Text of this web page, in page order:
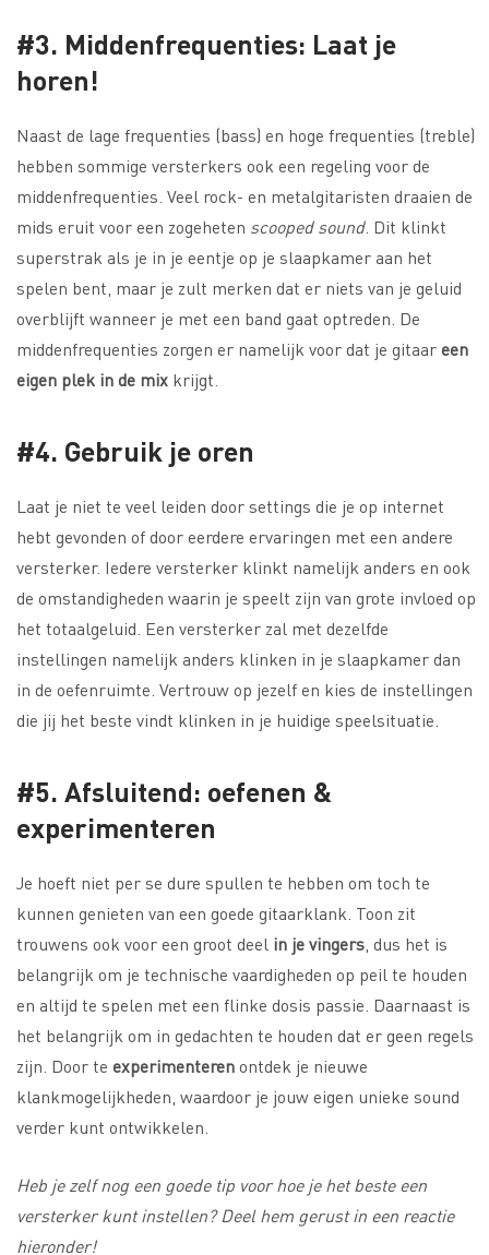
#3. Middenfrequenties: Laat je
horen!
Naast de lage frequenties (bass) en hoge frequenties (treble)
hebben sommige versterkers ook een regeling voor de
middenfrequenties. Veel rock- en metalgitaristen draaien de
mids eruit voor een zogeheten scooped sound. Dit klinkt
superstrak als je in je eentje op je slaapkamer aan het
spelen bent, maar je zult merken dat er niets van je geluid
overblijft wanneer je met een band gaat optreden. De
middenfrequenties zorgen er namelijk voor dat je gitaareen
eigen plek in de mix krijgt.
#4. Gebruik je oren
Laat je niet te veel leiden door settings die je op internet
hebt gevonden of door eerdere ervaringen met een andere
versterker. Iedere versterker klinkt namelijk anders en ook
de omstandigheden waarin je speelt zijn van grote invloed op
het totaalgeluid. Een versterker zal met dezelfde
instellingen namelijk anders klinken in je slaapkamer dan
in de oefenruimte. Vertrouw op jezelf en kies de instellingen
die jij het beste vindt klinken in je huidige speelsituatie.
#5. Afsluitend: oefenen &
experimenteren
Je hoeft niet per se dure spullen te hebben om toch te
kunnen genieten van een goede gitaarklank. Toon zit
trouwens ook voor een groot deel in je vingers , dus het is
belangrijk om je technische vaardigheden op peil te houden
en altijd te spelen met een flinke dosis passie. Daarnaast is
het belangrijk om in gedachten te houden dat er geen regels
zijn. Door te experimenterenontdek je nieuwe
klankmogelijkheden, waardoor je jouw eigen unieke sound
verder kunt ontwikkelen.
Heb je zelf nog een goede tip voor hoe je het beste een
versterker kunt instellen? Deel hem gerust in een reactie
hieronder!